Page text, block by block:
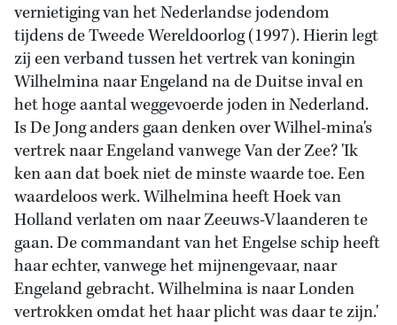
vernietiging van het Nederlandse jodendom
tijdens de Tweede Wereldoorlog (1997). Hierin legt
zij een verband tussen het vertrek van koningin
Wilhelmina naar Engeland na de Duitse inval en
het hoge aantal weggevoerde joden in Nederland.
Is De Jong anders gaan denken over Wilhel-mina's
vertrek naar Engeland vanwege Van der Zee? 'Ik
ken aan dat boek niet de minste waarde toe. Een
waardeloos werk. Wilhelmina heeft Hoek van
Holland verlaten om naar Zeeuws-Vlaanderen te
gaan. De commandant van het Engelse schip heeft
haar echter, vanwege het mijnengevaar, naar
Engeland gebracht. Wilhelmina is naar Londen
vertrokken omdat het haar plicht was daar te zijn.'